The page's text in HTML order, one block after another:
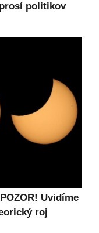
politikov
Uvidíme
roj